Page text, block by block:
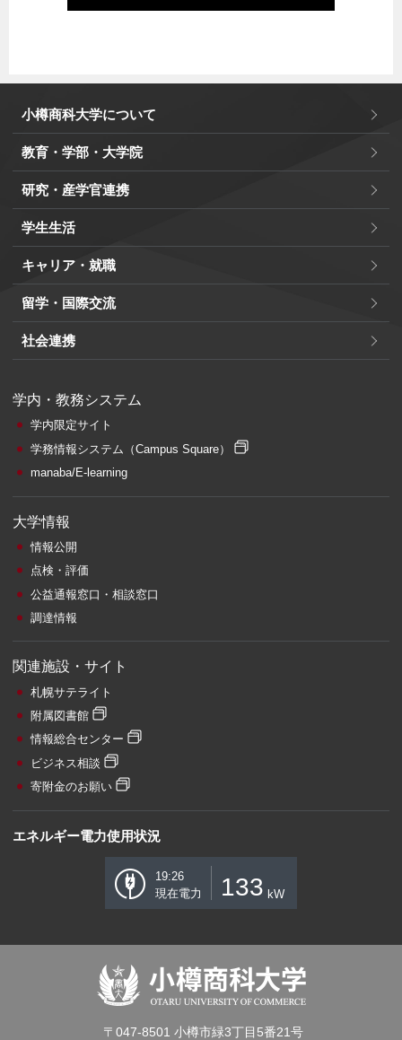
小樽商科大学について
教育・学部・大学院
研究・産学官連携
学生生活
キャリア・就職
留学・国際交流
社会連携
学内・教務システム
学内限定サイト
学務情報システム （Campus Square）
manaba/E-learning
大学情報
情報公開
点検・評価
公益通報窓口・相談窓口
調達情報
関連施設・サイト
札幌サテライト
附属図書館
情報総合センター
ビジネス相談
寄附金のお願い
エネルギー電力使用状況
19:26
現在電力
133 kW
〒047-8501 小樽市緑3丁目5番21号